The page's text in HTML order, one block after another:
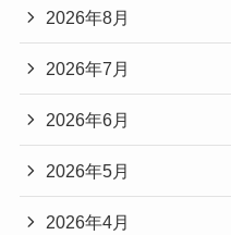
2026年8月
2026年7月
2026年6月
2026年5月
2026年4月